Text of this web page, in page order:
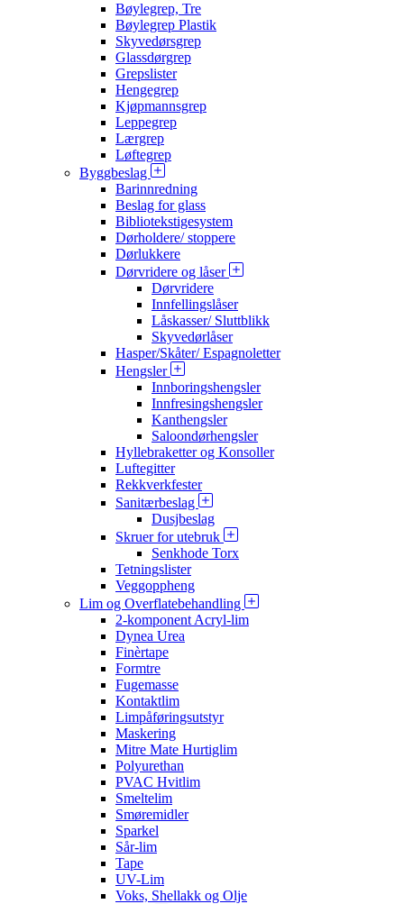
Bøylegrep, Tre
Bøylegrep Plastik
Skyvedørsgrep
Glassdørgrep
Grepslister
Hengegrep
Kjøpmannsgrep
Leppegrep
Lærgrep
Løftegrep
Byggbeslag
Barinnredning
Beslag for glass
Bibliotekstigesystem
Dørholdere/ stoppere
Dørlukkere
Dørvridere og låser
Dørvridere
Innfellingslåser
Låskasser/ Sluttblikk
Skyvedørlåser
Hasper/Skåter/ Espagnoletter
Hengsler
Innboringshengsler
Innfresingshengsler
Kanthengsler
Saloondørhengsler
Hyllebraketter og Konsoller
Luftegitter
Rekkverkfester
Sanitærbeslag
Dusjbeslag
Skruer for utebruk
Senkhode Torx
Tetningslister
Veggoppheng
Lim og Overflatebehandling
2-komponent Acryl-lim
Dynea Urea
Finèrtape
Formtre
Fugemasse
Kontaktlim
Limpåføringsutstyr
Maskering
Mitre Mate Hurtiglim
Polyurethan
PVAC Hvitlim
Smeltelim
Smøremidler
Sparkel
Sår-lim
Tape
UV-Lim
Voks, Shellakk og Olje